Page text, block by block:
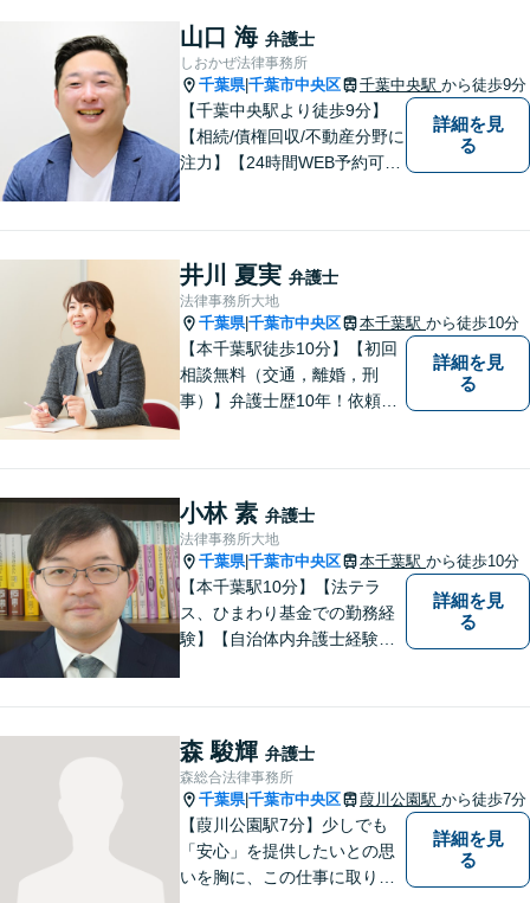
る方々の話を丁寧に聞き、迅
速に解決いたします。お気軽
にご相談ください。
山口 海 弁護士
しおかぜ法律事務所
千葉県|千葉市中央区 千葉中央駅 から徒歩9分
【千葉中央駅より徒歩9分】
【相続/債権回収/不動産分野に
注力】【24時間WEB予約可
最終手段と考えず、お気軽に
ご相談ください。
詳細を見
る
井川 夏実 弁護士
法律事務所大地
千葉県|千葉市中央区 本千葉駅 から徒歩10分
【本千葉駅徒歩10分】【初回
相談無料（交通，離婚，刑
事）】弁護士歴10年！依頼者
間・休日対応】【メール24時
間対応◎】
詳細を見
る
小林 素 弁護士
法律事務所大地
千葉県|千葉市中央区 本千葉駅 から徒歩10分
【本千葉駅10分】【法テラ
ス、ひまわり基金での勤務経
験】【自治体内弁護士経験】
すことを目標に活動を続けて
います。お困りの方はお気軽
にご相談ください。
詳細を見
る
森 駿輝 弁護士
森総合法律事務所
千葉県|千葉市中央区 葭川公園駅 から徒歩7分
【葭川公園駅7分】少しでも
「安心」を提供したいとの思
いを胸に、この仕事に取り組
詳細を見
る